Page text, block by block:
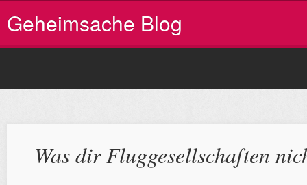
Geheimsache Blog
Was dir Fluggesellschaften